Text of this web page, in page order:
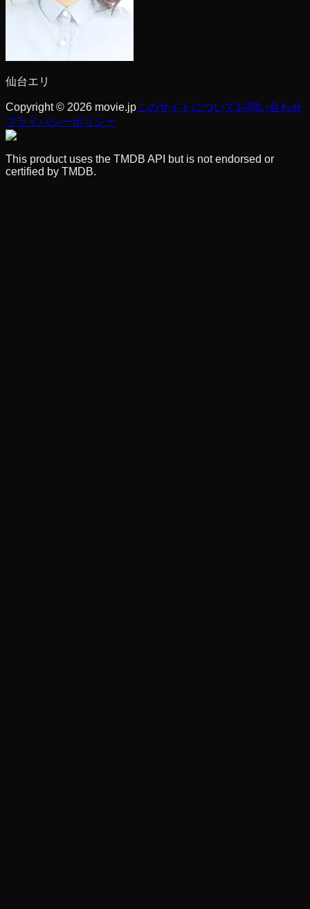
仙台エリ
Copyright © 2026 movie.jpこのサイトについてお問い合わせ
プライバシーポリシー
This product uses the TMDB API but is not endorsed or
certified by TMDB.